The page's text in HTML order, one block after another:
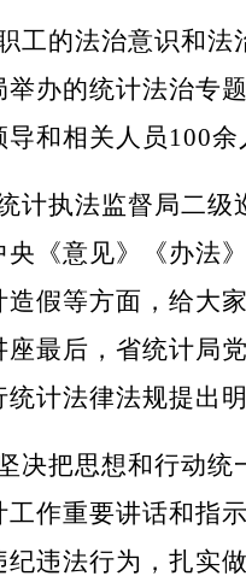
工的法治意识和
办的统计法治专
和相关人员100
计执法监督局二
《意见》《办法
假等方面，给大
最后，省统计局
计法律法规提出
决把思想和行动
作重要讲话和指
违法行为，扎实